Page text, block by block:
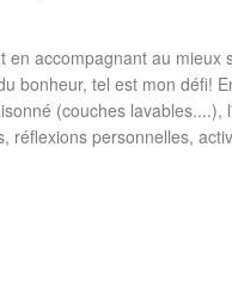
en accompagnant au mieux
bonheur, tel est mon défi!
(couches lavables....),
réflexions personnelles,